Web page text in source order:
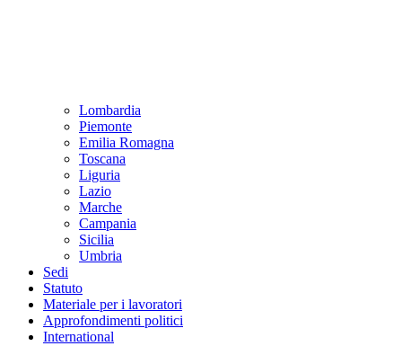
Lombardia
Piemonte
Emilia Romagna
Toscana
Liguria
Lazio
Marche
Campania
Sicilia
Umbria
Sedi
Statuto
Materiale per i lavoratori
Approfondimenti politici
International